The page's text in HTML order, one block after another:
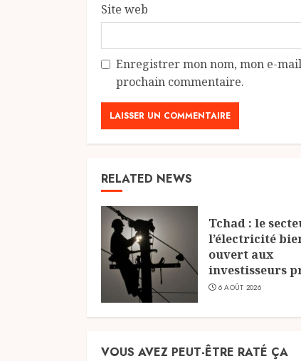
Site web
Enregistrer mon nom, mon e-
prochain commentaire.
RELATED NEWS
Tchad : le
l’électricité
ouvert aux
investisseurs
6 AOÛT 2026
VOUS AVEZ PEUT-ÊTRE RATÉ ÇA